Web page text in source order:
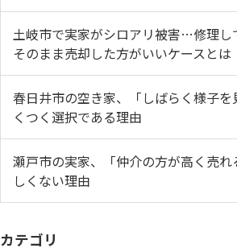
土岐市で実家がシロアリ被害…修理し
そのまま売却した方がいいケースとは
春日井市の空き家、「しばらく様子
くつく選択である理由
瀬戸市の実家、「仲介の方が高く売
しくない理由
カテゴリ